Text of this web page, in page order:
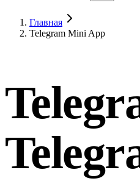
Главная
Telegram Mini App